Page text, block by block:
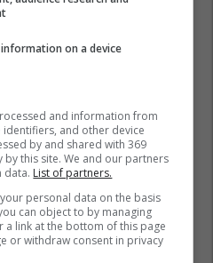
on a device
and information from
and other device
by and shared with 369
this site. We and our partners
data. List of partners.
personal data on the basis
can object to by managing
link at the bottom of this page
or withdraw consent in privacy